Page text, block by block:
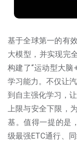
基于全球第一的有
大模型，并实现完
构建了“运动型大
学习能力。不仅让
到自主强化学习，
上限与安全下限，
基。值得一提的是
级最强ETC通行、